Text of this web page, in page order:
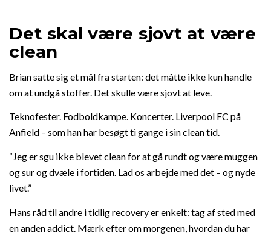
Det skal være sjovt at være
clean
Brian satte sig et mål fra starten: det måtte ikke kun handle
om at undgå stoffer. Det skulle være sjovt at leve.
Teknofester. Fodboldkampe. Koncerter. Liverpool FC på
Anfield – som han har besøgt ti gange i sin clean tid.
“Jeg er sgu ikke blevet clean for at gå rundt og være muggen
og sur og dvæle i fortiden. Lad os arbejde med det – og nyde
livet.”
Hans råd til andre i tidlig recovery er enkelt: tag af sted med
en anden addict. Mærk efter om morgenen, hvordan du har